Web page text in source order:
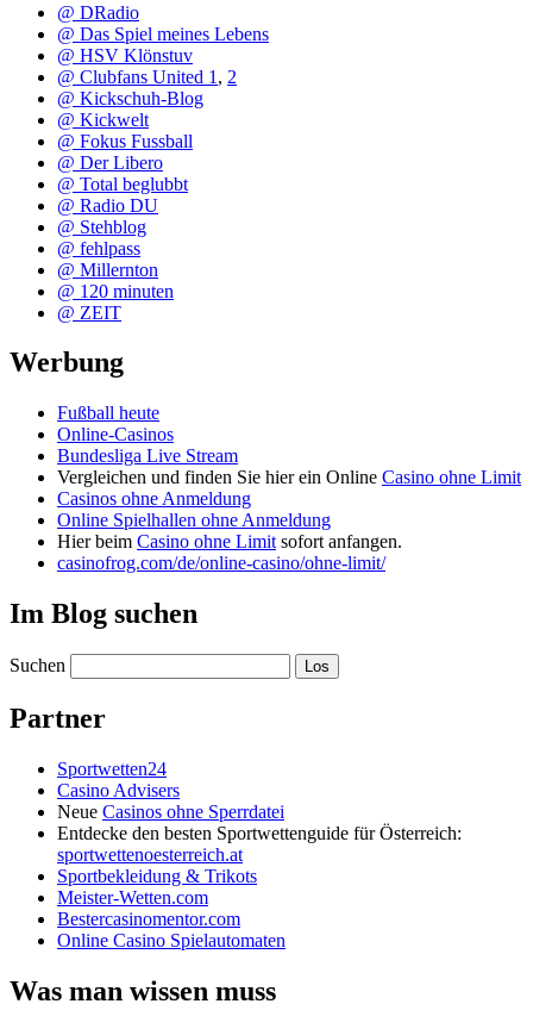
@ DRadio
@ Das Spiel meines Lebens
@ HSV Klönstuv
@ Clubfans United 1 , 2
@ Kickschuh-Blog
@ Kickwelt
@ Fokus Fussball
@ Der Libero
@ Total beglubbt
@ Radio DU
@ Stehblog
@ fehlpass
@ Millernton
@ 120 minuten
@ ZEIT
Werbung
Fußball heute
Online-Casinos
Bundesliga Live Stream
Vergleichen und finden Sie hier ein Online Casino ohne Limit
Casinos ohne Anmeldung
Online Spielhallen ohne Anmeldung
Hier beim Casino ohne Limit sofort anfangen.
casinofrog.com/de/online-casino/ohne-limit/
Im Blog suchen
Suchen
Partner
Sportwetten24
Casino Advisers
Neue Casinos ohne Sperrdatei
Entdecke den besten Sportwettenguide für Österreich:
sportwettenoesterreich.at
Sportbekleidung & Trikots
Meister-Wetten.com
Bestercasinomentor.com
Online Casino Spielautomaten
Was man wissen muss